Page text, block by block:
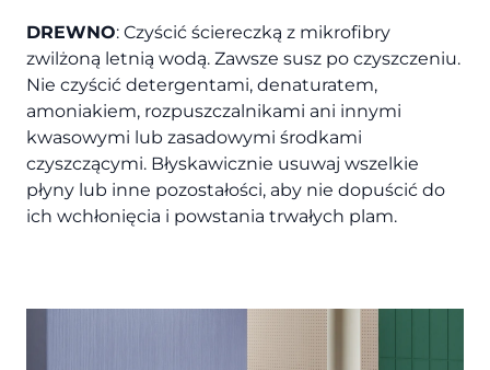
DREWNO: Czyścić ściereczką z mikrofibry
zwilżoną letnią wodą. Zawsze susz po czyszczeniu.
Nie czyścić detergentami, denaturatem,
amoniakiem, rozpuszczalnikami ani innymi
kwasowymi lub zasadowymi środkami
czyszczącymi. Błyskawicznie usuwaj wszelkie
płyny lub inne pozostałości, aby nie dopuścić do
ich wchłonięcia i powstania trwałych plam.